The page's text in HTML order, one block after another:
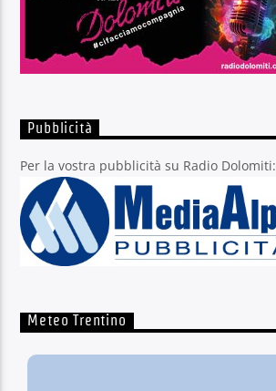
Pubblicità
Per la vostra pubblicità su Radio Dolomiti:
Meteo Trentino